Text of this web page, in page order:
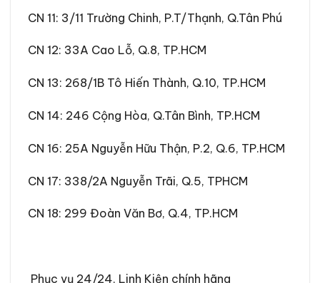
CN 11: 3/11 Trường Chinh, P.T/Thạnh, Q.Tân Phú
CN 12: 33A Cao Lỗ, Q.8, TP.HCM
CN 13: 268/1B Tô Hiến Thành, Q.10, TP.HCM
CN 14: 246 Cộng Hòa, Q.Tân Bình, TP.HCM
CN 16: 25A Nguyễn Hữu Thận, P.2, Q.6, TP.HCM
CN 17: 338/2A Nguyễn Trãi, Q.5, TPHCM
CN 18: 299 Đoàn Văn Bơ, Q.4, TP.HCM
Phục vụ 24/24, Linh Kiện chính hãng